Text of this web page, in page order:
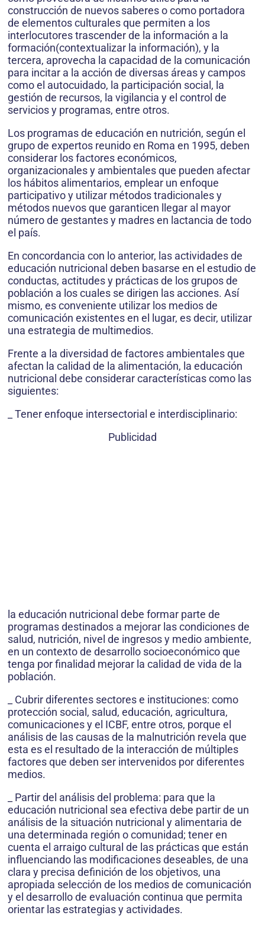
construcción de nuevos saberes o como portadora
de elementos culturales que permiten a los
interlocutores trascender de la información a la
formación(contextualizar la información), y la
tercera, aprovecha la capacidad de la comunicación
para incitar a la acción de diversas áreas y campos
como el autocuidado, la participación social, la
gestión de recursos, la vigilancia y el control de
servicios y programas, entre otros.
Los programas de educación en nutrición, según el
grupo de expertos reunido en Roma en 1995, deben
considerar los factores económicos,
organizacionales y ambientales que pueden afectar
los hábitos alimentarios, emplear un enfoque
participativo y utilizar métodos tradicionales y
métodos nuevos que garanticen llegar al mayor
número de gestantes y madres en lactancia de todo
el país.
En concordancia con lo anterior, las actividades de
educación nutricional deben basarse en el estudio de
conductas, actitudes y prácticas de los grupos de
población a los cuales se dirigen las acciones. Así
mismo, es conveniente utilizar los medios de
comunicación existentes en el lugar, es decir, utilizar
una estrategia de multimedios.
Frente a la diversidad de factores ambientales que
afectan la calidad de la alimentación, la educación
nutricional debe considerar características como las
siguientes:
_ Tener enfoque intersectorial e interdisciplinario:
Publicidad
la educación nutricional debe formar parte de
programas destinados a mejorar las condiciones de
salud, nutrición, nivel de ingresos y medio ambiente,
en un contexto de desarrollo socioeconómico que
tenga por finalidad mejorar la calidad de vida de la
población.
_ Cubrir diferentes sectores e instituciones: como
protección social, salud, educación, agricultura,
comunicaciones y el ICBF, entre otros, porque el
análisis de las causas de la malnutrición revela que
esta es el resultado de la interacción de múltiples
factores que deben ser intervenidos por diferentes
medios.
_ Partir del análisis del problema: para que la
educación nutricional sea efectiva debe partir de un
análisis de la situación nutricional y alimentaria de
una determinada región o comunidad; tener en
cuenta el arraigo cultural de las prácticas que están
influenciando las modificaciones deseables, de una
clara y precisa definición de los objetivos, una
apropiada selección de los medios de comunicación
y el desarrollo de evaluación continua que permita
orientar las estrategias y actividades.